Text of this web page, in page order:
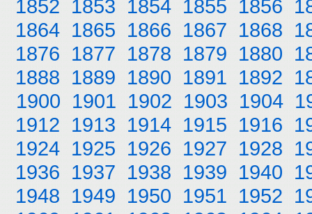
1852 1853 1854 1855 1856
1864 1865 1866 1867 1868
1876 1877 1878 1879 1880
1888 1889 1890 1891 1892
1900 1901 1902 1903 1904
1912 1913 1914 1915 1916
1924 1925 1926 1927 1928
1936 1937 1938 1939 1940
1948 1949 1950 1951 1952